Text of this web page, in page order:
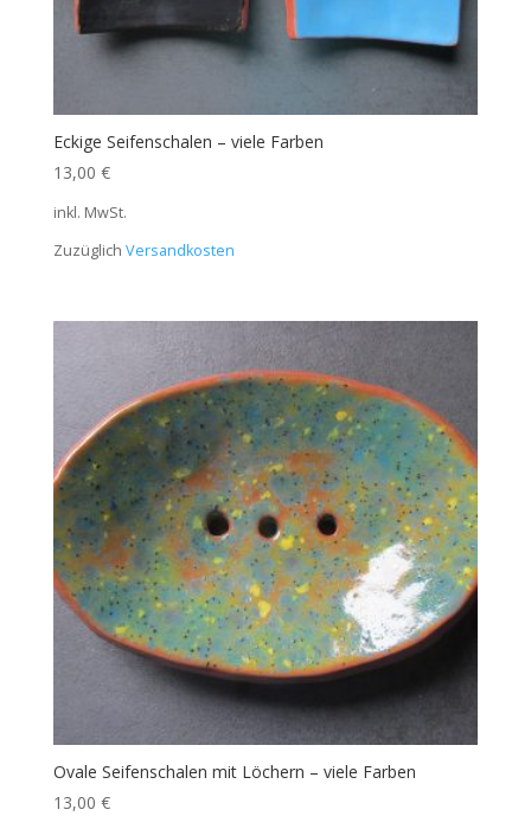
Eckige Seifenschalen – viele Farben
13,00 €
inkl. MwSt.
Zuzüglich Versandkosten
Ovale Seifenschalen mit Löchern – viele Farben
13,00 €